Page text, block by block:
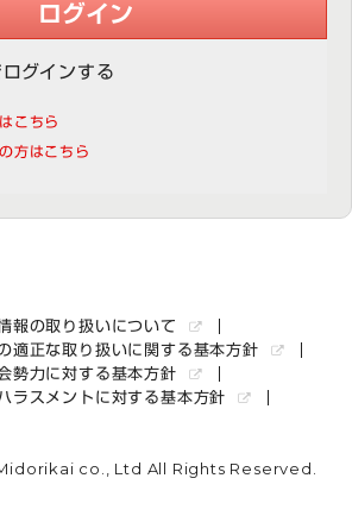
ログイン
グインする
こちら
方はこちら
報の取り扱いについて
適正な取り扱いに関する基本方針
勢力に対する基本方針
ラスメントに対する基本方針
co., Ltd All Rights Reserved.